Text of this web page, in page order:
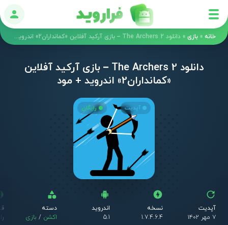
ورود
خانه » بازی » دانلود The Archers 2 – بازی آرکید آفلاین «کمانداران2» اندروید + مود
دانلود The Archers 2 – بازی آرکید آفلاین
«کمانداران2» اندروید + مود
آپدیت رایگان
آپدیت
۷ مهر ۱۴۰۲
نسخه
1.7.4.6.4
اندروید
5.1
دسته
اکشن / بازی